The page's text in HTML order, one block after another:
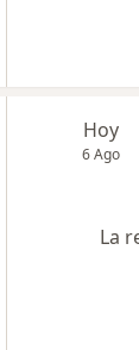
Hoy
6 Ago
La